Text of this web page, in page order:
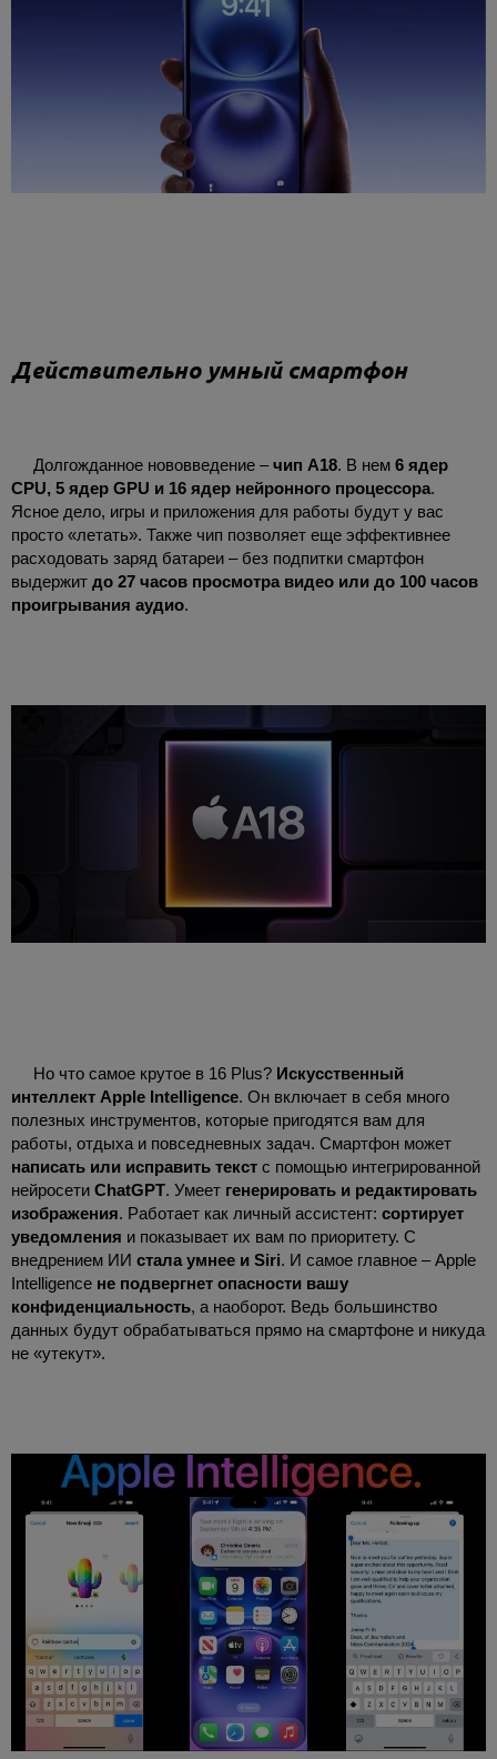
Действительно умный смартфон
Долгожданное нововведение –чип A18. В нем 6 ядер
CPU, 5 ядер GPU и 16 ядер нейронного процессора.
Ясное дело, игры и приложения для работы будут у вас
просто «летать». Также чип позволяет еще эффективнее
расходовать заряд батареи – без подпитки смартфон
выдержит до 27 часов просмотра видео или до 100 часов
проигрывания аудио.
Но что самое крутое в 16 Plus? Искусственный
интеллект Apple Intelligence. Он включает в себя много
полезных инструментов, которые пригодятся вам для
работы, отдыха и повседневных задач. Смартфон может
написать или исправить текст с помощью интегрированной
нейросети ChatGPT. Умеет генерировать и редактировать
изображения. Работает как личный ассистент: сортирует
уведомления и показывает их вам по приоритету. С
внедрением ИИ стала умнее и Siri. И самое главное – Apple
Intelligence не подвергнет опасности вашу
конфиденциальность, а наоборот. Ведь большинство
данных будут обрабатываться прямо на смартфоне и никуда
не «утекут».